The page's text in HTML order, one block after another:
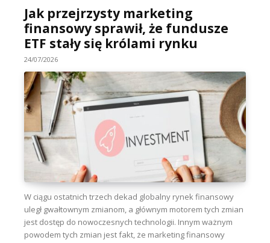
Jak przejrzysty marketing
finansowy sprawił, że fundusze
ETF stały się królami rynku
24/07/2026
W ciągu ostatnich trzech dekad globalny rynek finansowy
uległ gwałtownym zmianom, a głównym motorem tych zmian
jest dostęp do nowoczesnych technologii. Innym ważnym
powodem tych zmian jest fakt, że marketing finansowy